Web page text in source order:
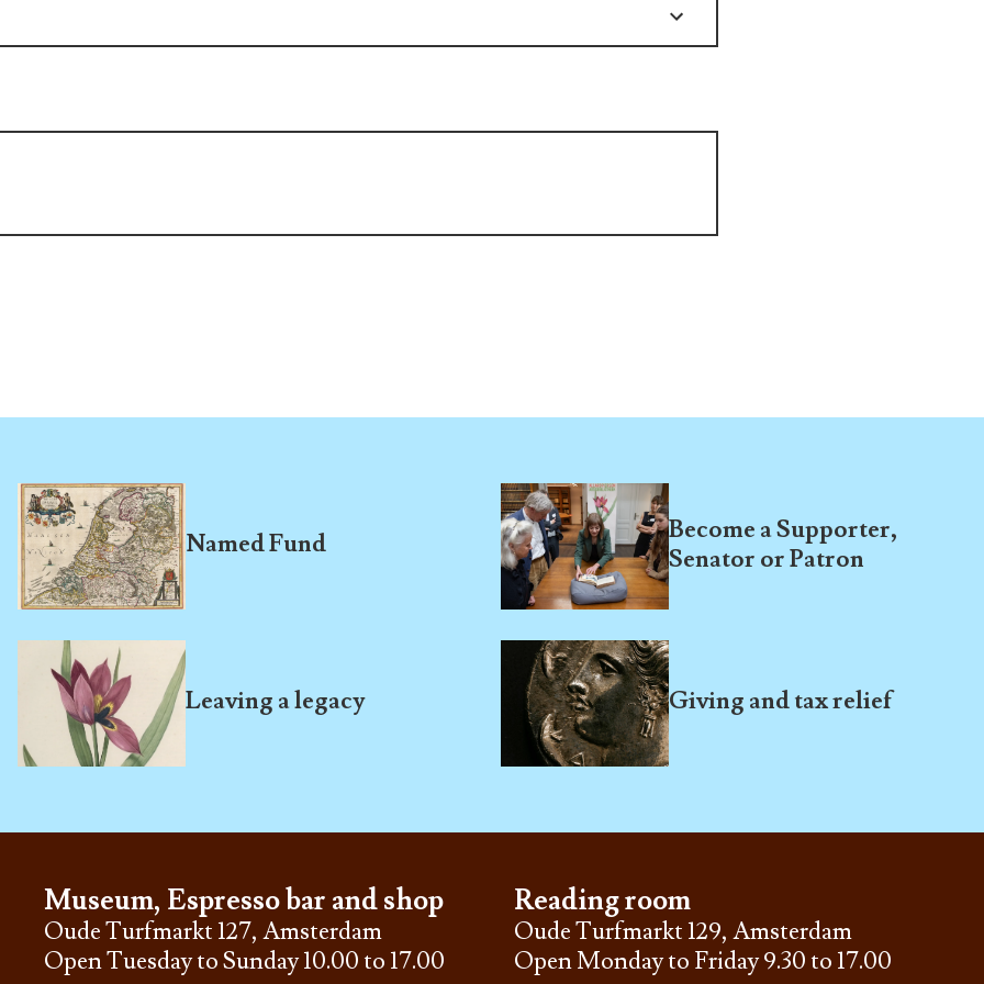
Named Fund
Become a Supporter,
Senator or Patron
Leaving a legacy Giving and tax relief
Museum, Espresso bar and shop
Oude Turfmarkt 127, Amsterdam
Open Tuesday to Sunday 10.00 to 17.00
Reading room
Oude Turfmarkt 129, Amsterdam
Open Monday to Friday 9.30 to 17.00